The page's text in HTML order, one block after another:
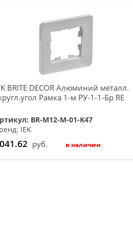
BRITE DECOR Алюминий металл.
Рамка 1-м РУ-1-1-Бр RE
BR-M12-M-01-K47
IEK
руб. в наличии